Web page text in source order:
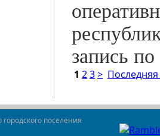
запись
1 23> Последняя
поселения